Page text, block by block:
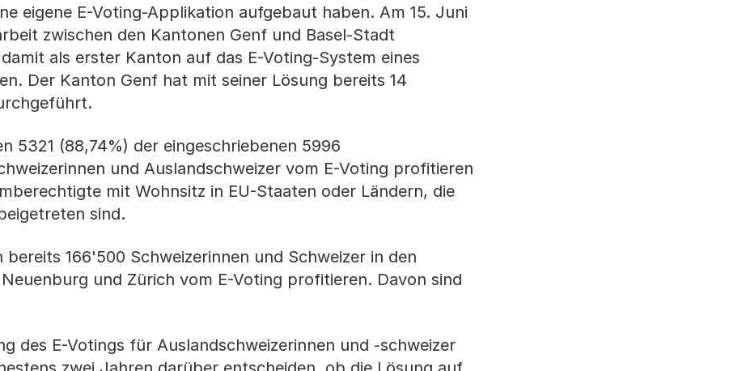
eigene E-Voting-Applikation aufgebaut haben. Am 15. Juni
zwischen den Kantonen Genf und Basel-Stadt
als erster Kanton auf das E-Voting-System eines
Der Kanton Genf hat mit seiner Lösung bereits 14
5321 (88,74%) der eingeschriebenen 5996
und Auslandschweizer vom E-Voting profitieren
mit Wohnsitz in EU-Staaten oder Ländern, die
sind.
166'500 Schweizerinnen und Schweizer in den
und Zürich vom E-Voting profitieren. Davon sind
des E-Votings für Auslandschweizerinnen und -schweizer